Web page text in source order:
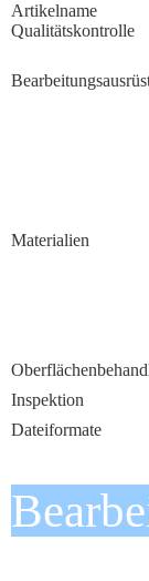
Artikelname
Qualitätskontrolle
Materialien
Inspektion
Dateiformate